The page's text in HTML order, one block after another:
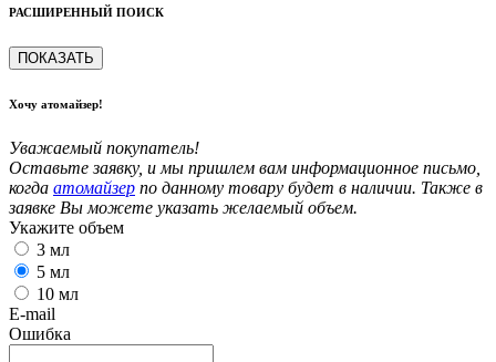
РАСШИРЕННЫЙ ПОИСК
ПОКАЗАТЬ
Хочу атомайзер!
Уважаемый покупатель!
Оставьте заявку, и мы пришлем вам информационное письмо,
когда атомайзер по данному товару будет в наличии. Также в
заявке Вы можете указать желаемый объем.
Укажите объем
3 мл
5 мл
10 мл
E-mail
Ошибка